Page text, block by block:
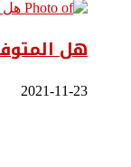
هل
2021-11-23